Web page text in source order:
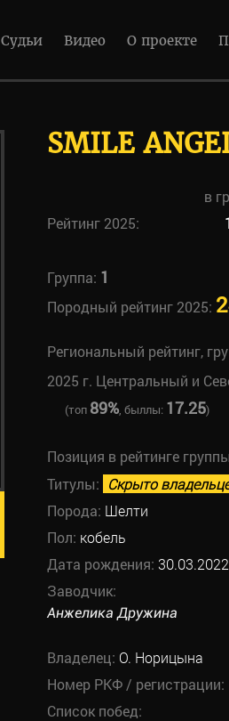
Судьи Видео О проекте
SMILE
в
Рейтинг 2025:
Группа: 1
Породный рейтинг 2025:
Региональный рейтинг,
2025 г. Центральный и
(топ 89%, быллы: 17.25)
Позиция в рейтинге
Титулы: Скрыто
Порода: Шелти
Пол: кобель
Дата рождения: 30.03.2022
Заводчик:
Анжелика Дружина
Владелец: О. Норицына
Номер РКФ / регистрации:
Список побед: